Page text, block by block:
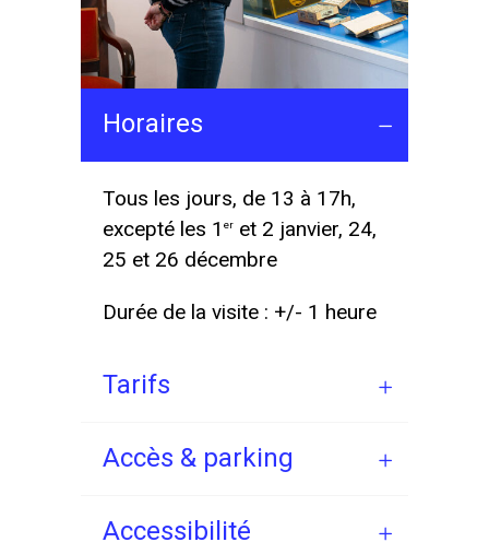
Horaires
Tous les jours, de 13 à 17h,
excepté les 1 er et 2 janvier, 24,
25 et 26 décembre
Durée de la visite : +/- 1 heure
Tarifs
Accès & parking
Accessibilité